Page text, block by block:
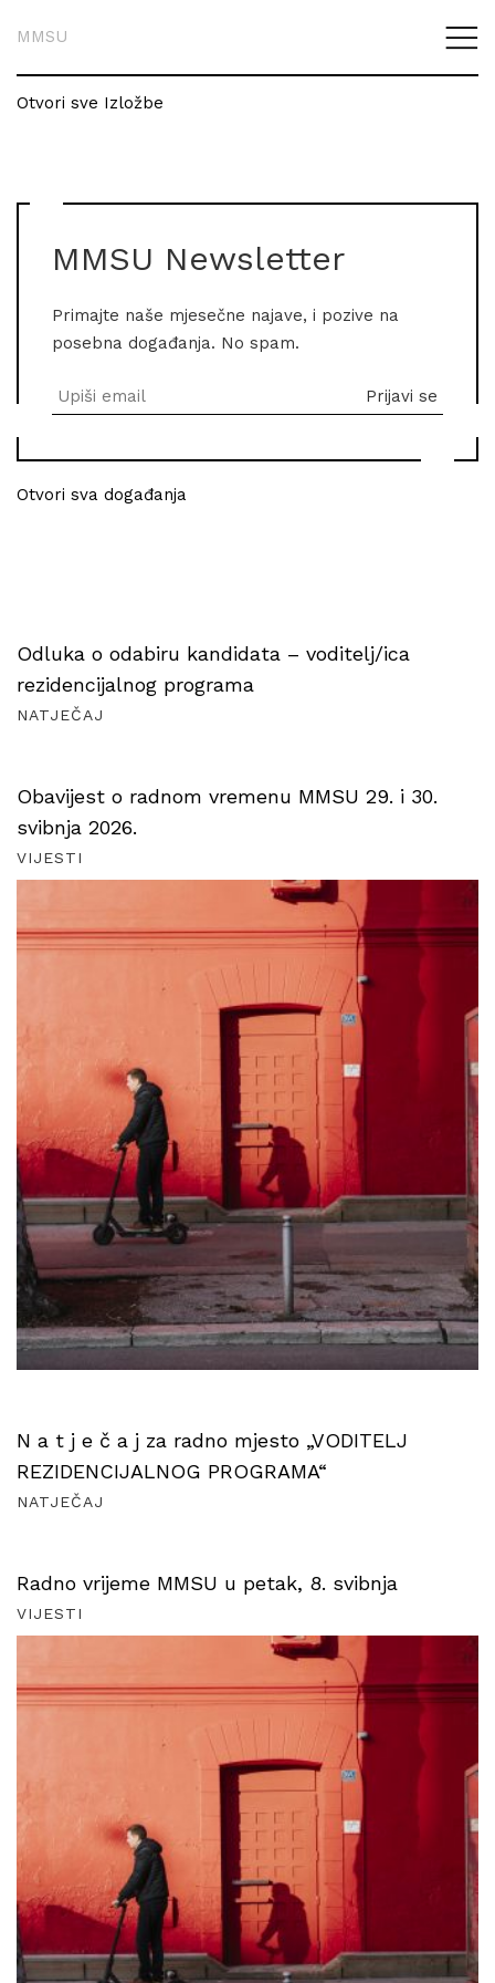
MMSU
Otvori sve Izložbe
MMSU Newsletter
Primajte naše mjesečne najave, i pozive na
posebna događanja. No spam.
Otvori sva događanja
Odluka o odabiru kandidata – voditelj/ica
rezidencijalnog programa
NATJEČAJ
Obavijest o radnom vremenu MMSU 29. i 30.
svibnja 2026.
VIJESTI
N a t j e č a j za radno mjesto „VODITELJ
REZIDENCIJALNOG PROGRAMA“
NATJEČAJ
Radno vrijeme MMSU u petak, 8. svibnja
VIJESTI